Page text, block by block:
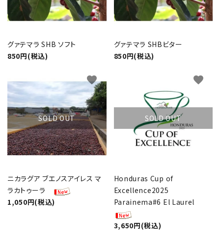
グァテマラ SHB ソフト
850円(税込)
グァテマラ SHBビター
850円(税込)
SOLD OUT
ニカラグア ブエノスアイレス マ
ラカトゥーラ
1,050円(税込)
favorite
SOLD OUT
Honduras Cup of
Excellence2025
Parainema#6 El Laurel
3,650円(税込)
favorite